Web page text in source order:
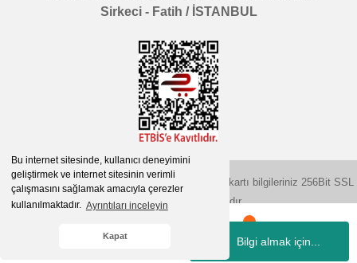
Bu internet sitesinde, kullanıcı deneyimini
geliştirmek ve internet sitesinin verimli
çalışmasını sağlamak amacıyla çerezler
kullanılmaktadır. Ayrıntıları inceleyin
Kapat Bilgi almak için...
Sirkeci - Fatih / İSTANBUL
2015 © herigo.com | Tüm Hakları Saklıdır. Kredi kartı bilgileriniz 256Bit SSL
sertifikası ile korunmaktadır.
Sepetim
İletişim
e-